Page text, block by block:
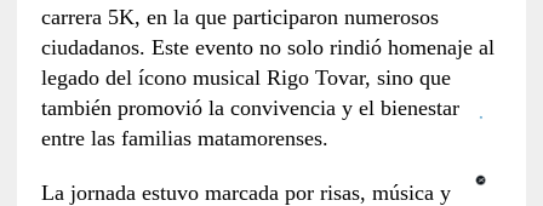
carrera 5K, en la que participaron numerosos
ciudadanos. Este evento no solo rindió homenaje al
legado del ícono musical Rigo Tovar, sino que
también promovió la convivencia y el bienestar
entre las familias matamorenses.
La jornada estuvo marcada por risas, música y